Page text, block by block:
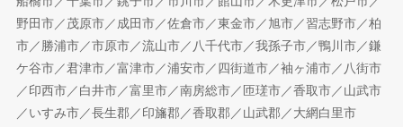
野田市／茂原市／成田市／佐倉市／東金市／旭市／習志野市／柏
市／勝浦市／市原市／流山市／八千代市／我孫子市／鴨川市／鎌
ケ谷市／君津市／富津市／浦安市／四街道市／袖ヶ浦市／八街市
／印西市／白井市／富里市／南房総市／匝瑳市／香取市／山武市
／いすみ市／長生郡／印旛郡／香取郡／山武郡／大網白里市